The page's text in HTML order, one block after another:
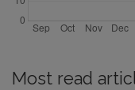
Most read